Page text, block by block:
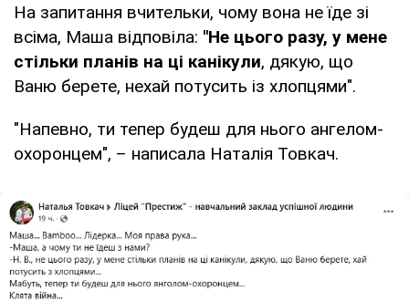
На запитання вчительки, чому вона не їде зі
всіма, Маша відповіла: "Не цього разу, у мене
стільки планів на ці канікули, дякую, що
Ваню берете, нехай потусить із хлопцями".
"Напевно, ти тепер будеш для нього ангелом-
охоронцем", – написала Наталія Товкач.